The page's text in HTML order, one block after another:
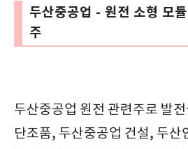
두산중공업 - 원전 소형 모
주
두산중공업 원전 관련주로 발
단조품, 두산중공업 건설, 두산